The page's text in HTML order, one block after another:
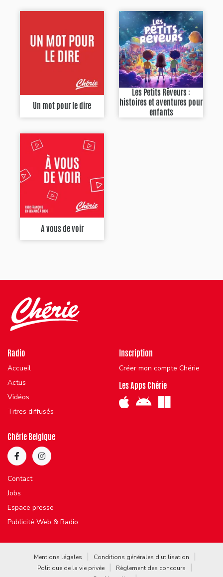
Un mot pour le dire
Les Petits Rêveurs :
histoires et aventures pour
enfants
A vous de voir
Radio
Accueil
Actus
Vidéos
Titres diffusés
Inscription
Créer mon compte Chérie
Les Apps Chérie
Chérie Belgique
Contact
Jobs
Espace presse
Publicité Web & Radio
Mentions légales
Conditions générales d'utilisation
Politique de la vie privée
Règlement des concours